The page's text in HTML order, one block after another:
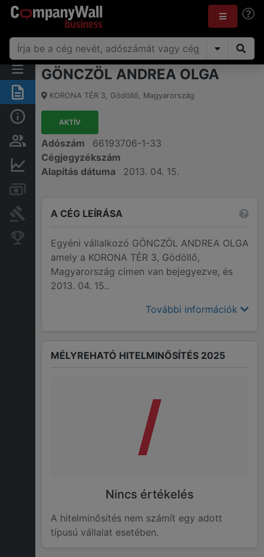
Összegzés
Alap információk
Személyek és tulajdonjog
Pénzügyi információk
Bírósági eljárások
Konkurens cégek
GÖNCZÖL ANDREA OLGA
KORONA TÉR 3, Gödöllő, Magyarország
AKTÍV
Adószám
66193706-1-33
Cégjegyzékszám
Alapítás dátuma
2013. 04. 15.
A CÉG LEÍRÁSA
Egyéni vállalkozó GÖNCZÖL ANDREA OLGA
amely a KORONA TÉR 3, Gödöllő,
Magyarország címen van bejegyezve, és
2013. 04. 15..
További információk
MÉLYREHATÓ HITELMINŐSÍTÉS 2025
/
Nincs értékelés
A hitelminősítés nem számít egy adott
típusú vállalat esetében.